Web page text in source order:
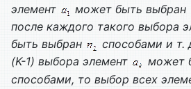
элемент
может быть выбран
после каждого такого выбора
быть выбран
способами и т.
(K-1) выбора элемент
может
способами, то выбор всех